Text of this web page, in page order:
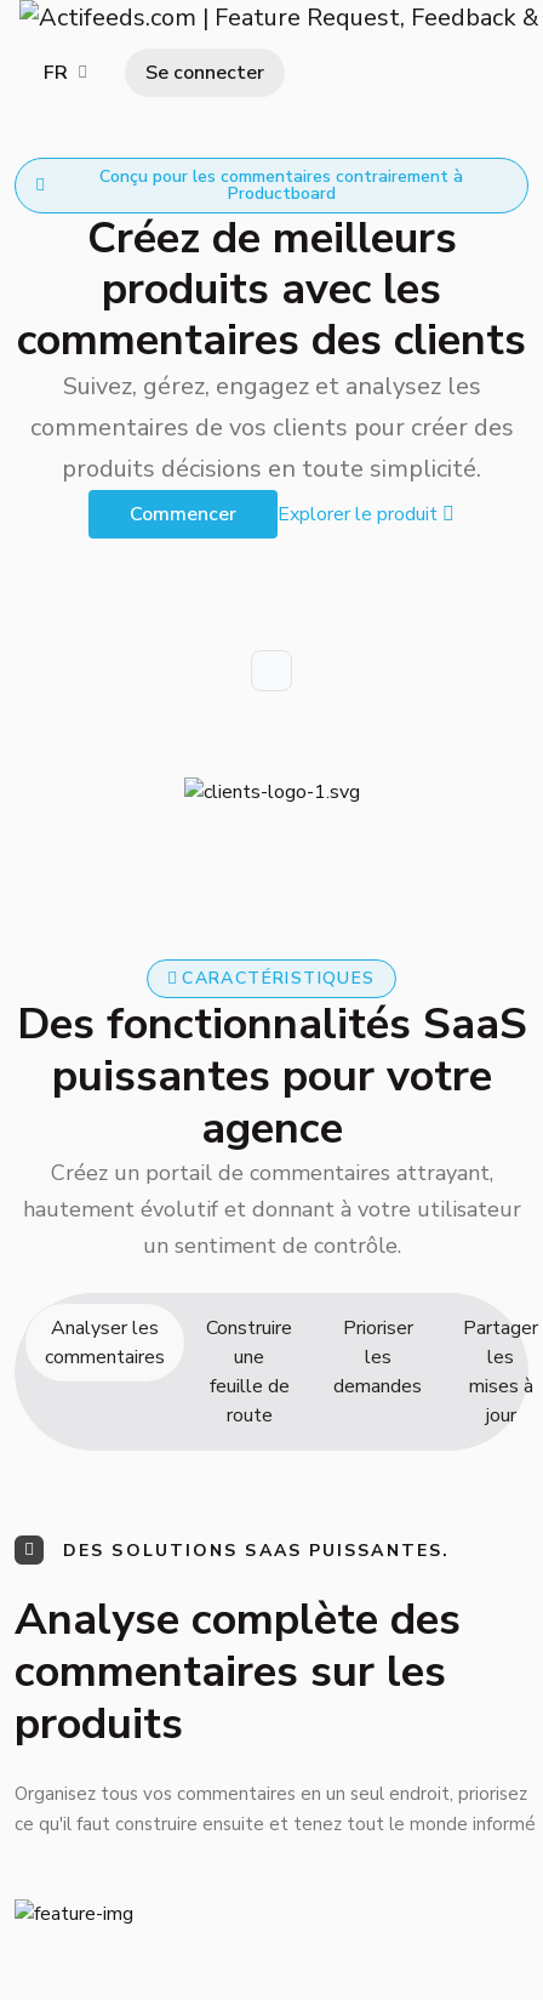
FR Se connecter
Conçu pour les commentaires contrairement à
Productboard
Créez de meilleurs
produits avec les
commentaires des clients
Suivez, gérez, engagez et analysez les
commentaires de vos clients pour créer des
produits décisions en toute simplicité.
Commencer Explorer le produit
CARACTÉRISTIQUES
Des fonctionnalités SaaS
puissantes pour votre
agence
Créez un portail de commentaires attrayant,
hautement évolutif et donnant à votre utilisateur
un sentiment de contrôle.
Analyser les
commentaires
Construire
une
feuille de
route
Prioriser
les
demandes
Partager
les
mises à
jour
DES SOLUTIONS SAAS PUISSANTES.
Analyse complète des
commentaires sur les
produits
Organisez tous vos commentaires en un seul endroit, priorisez
ce qu'il faut construire ensuite et tenez tout le monde informé